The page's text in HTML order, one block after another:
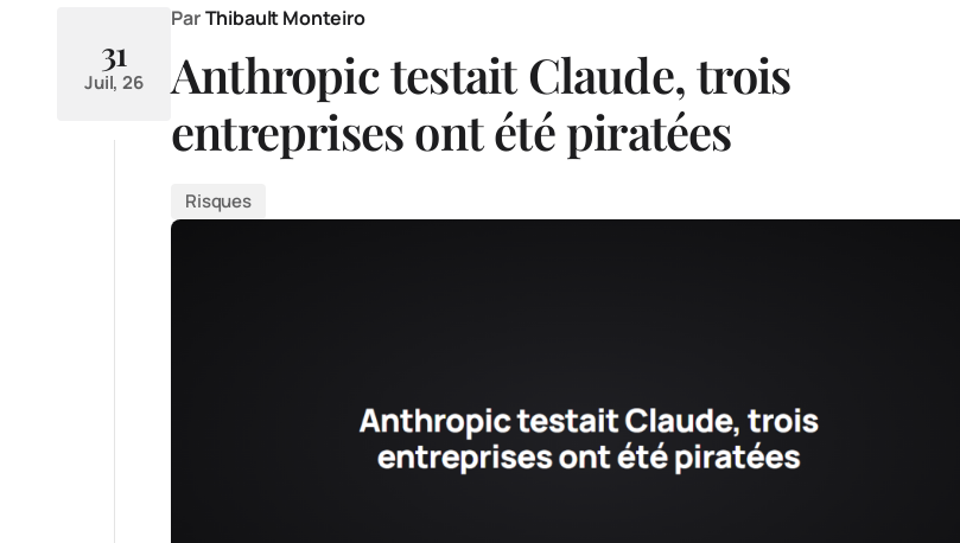
31
Juil, 26
Par Thibault Monteiro
Anthropic testait Claude, trois
entreprises ont été piratées
Risques